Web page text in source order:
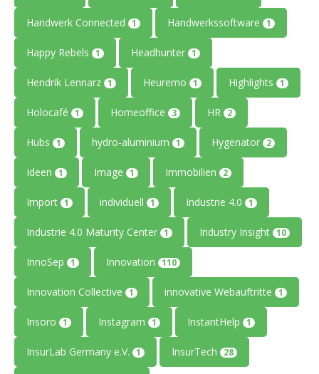
Handwerk Connected 1 Handwerkssoftware 1
Happy Rebels 1 Headhunter 1
Hendrik Lennarz 1 Heuremo 1 Highlights 1
Holocafé 1 Homeoffice 3 HR 2
Hubs 1 hydro-aluminium 1 Hygenator 2
Ideen 1 Image 1 Immobilien 2
Import 1 individuell 1 Industrie 4.0 1
Industrie 4.0 Maturity Center 1 Industry Insight 10
InnoSep 1 Innovation 110
Innovation Collective 1 innovative Webauftritte 1
Insoro 1 Instagram 1 InstantHelp 1
InsurLab Germany e.V. 1 InsurTech 28